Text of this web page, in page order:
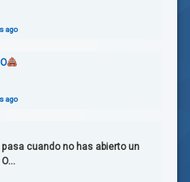
ago
ago
cuando no has abierto un